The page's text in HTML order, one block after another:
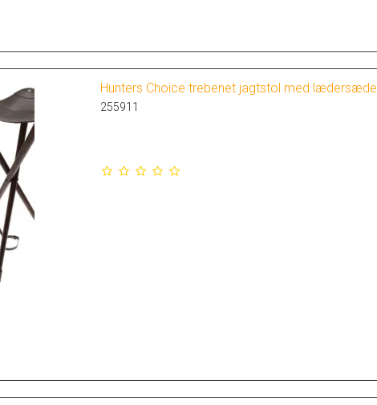
Hunters Choice trebenet jagtstol med lædersæde
255911